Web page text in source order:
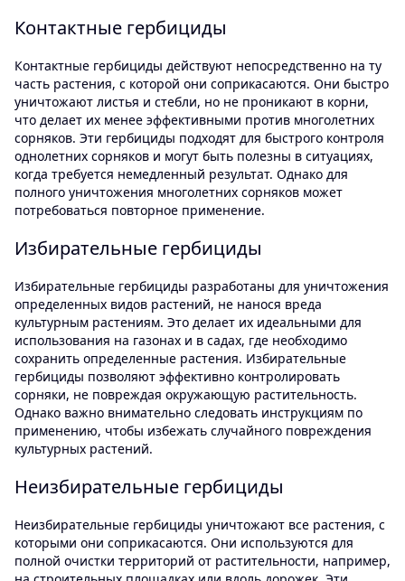
Контактные гербициды
Контактные гербициды действуют непосредственно на ту
часть растения, с которой они соприкасаются. Они быстро
уничтожают листья и стебли, но не проникают в корни,
что делает их менее эффективными против многолетних
сорняков. Эти гербициды подходят для быстрого контроля
однолетних сорняков и могут быть полезны в ситуациях,
когда требуется немедленный результат. Однако для
полного уничтожения многолетних сорняков может
потребоваться повторное применение.
Избирательные гербициды
Избирательные гербициды разработаны для уничтожения
определенных видов растений, не нанося вреда
культурным растениям. Это делает их идеальными для
использования на газонах и в садах, где необходимо
сохранить определенные растения. Избирательные
гербициды позволяют эффективно контролировать
сорняки, не повреждая окружающую растительность.
Однако важно внимательно следовать инструкциям по
применению, чтобы избежать случайного повреждения
культурных растений.
Неизбирательные гербициды
Неизбирательные гербициды уничтожают все растения, с
которыми они соприкасаются. Они используются для
полной очистки территорий от растительности, например,